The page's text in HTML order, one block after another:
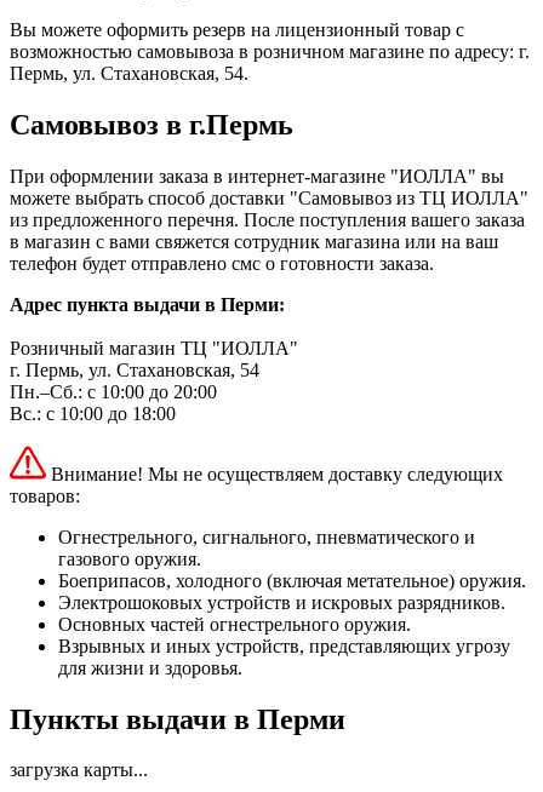
Вы можете оформить резерв на лицензионный товар с
возможностью самовывоза в розничном магазине по адресу: г.
Пермь, ул. Стахановская, 54.
Самовывоз в г.Пермь
При оформлении заказа в интернет-магазине "ИОЛЛА" вы
можете выбрать способ доставки "Самовывоз из ТЦ ИОЛЛА"
из предложенного перечня. После поступления вашего заказа
в магазин с вами свяжется сотрудник магазина или на ваш
телефон будет отправлено смс о готовности заказа.
Адрес пункта выдачи в Перми:
Розничный магазин ТЦ "ИОЛЛА"
г. Пермь, ул. Стахановская, 54
Пн.–Сб.: с 10:00 до 20:00
Вс.: с 10:00 до 18:00
Внимание! Мы не осуществляем доставку следующих
товаров:
Огнестрельного, сигнального, пневматического и
газового оружия.
Боеприпасов, холодного (включая метательное) оружия.
Электрошоковых устройств и искровых разрядников.
Основных частей огнестрельного оружия.
Взрывных и иных устройств, представляющих угрозу
для жизни и здоровья.
Пункты выдачи в Перми
загрузка карты...